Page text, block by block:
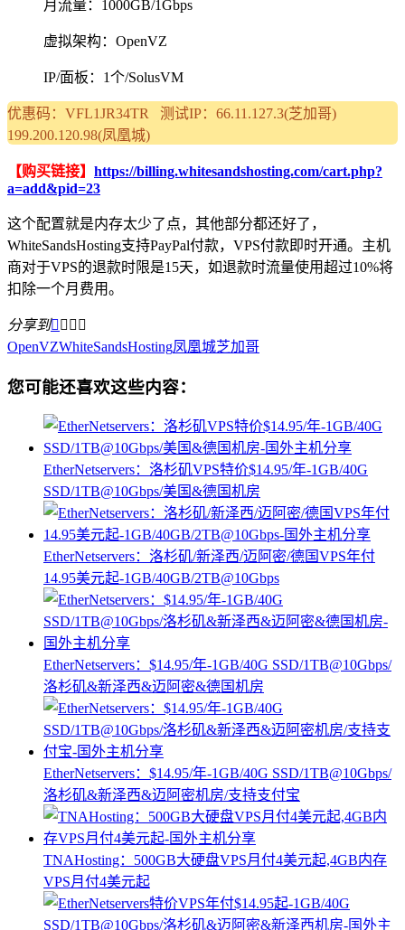
月流量：1000GB/1Gbps
虚拟架构：OpenVZ
IP/面板：1个/SolusVM
优惠码：VFL1JR34TR 测试IP：66.11.127.3(芝加哥)
199.200.120.98(凤凰城)
【购买链接】 https://billing.whitesandshosting.com/cart.php?
a=add&pid=23
这个配置就是内存太少了点，其他部分都还好了，
WhiteSandsHosting支持PayPal付款，VPS付款即时开通。主机
商对于VPS的退款时限是15天，如退款时流量使用超过10%将
扣除一个月费用。
分享到   
OpenVZWhiteSandsHosting凤凰城芝加哥
您可能还喜欢这些内容：
EtherNetservers：洛杉矶VPS特价$14.95/年-1GB/40G
SSD/1TB@10Gbps/美国&德国机房
EtherNetservers：洛杉矶/新泽西/迈阿密/德国VPS年付
14.95美元起-1GB/40GB/2TB@10Gbps
EtherNetservers：$14.95/年-1GB/40G SSD/1TB@10Gbps/
洛杉矶&新泽西&迈阿密&德国机房
EtherNetservers：$14.95/年-1GB/40G SSD/1TB@10Gbps/
洛杉矶&新泽西&迈阿密机房/支持支付宝
TNAHosting：500GB大硬盘VPS月付4美元起,4GB内存
VPS月付4美元起